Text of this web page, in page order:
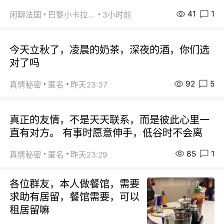
闲聊法国 巴黎小卡拉咪 3小时前 41 1
今天立秋了，凌晨的奶茶，深夜的酒，你们选
对了吗
真情秘密 匿名 昨天23:37 92 5
真正的友情，不是天天联系，而是彼此心里一
直有对方。 有事时愿意伸手，低谷时不会离
真情秘密 匿名 昨天23:29 85 1
各位群友，本人做餐馆，需要
求助有居留，餐馆需要，可以
租居留嘛